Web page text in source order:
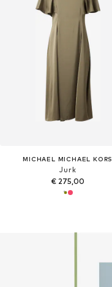
MICHAEL MICHAEL KORS
Jurk
€ 275,00